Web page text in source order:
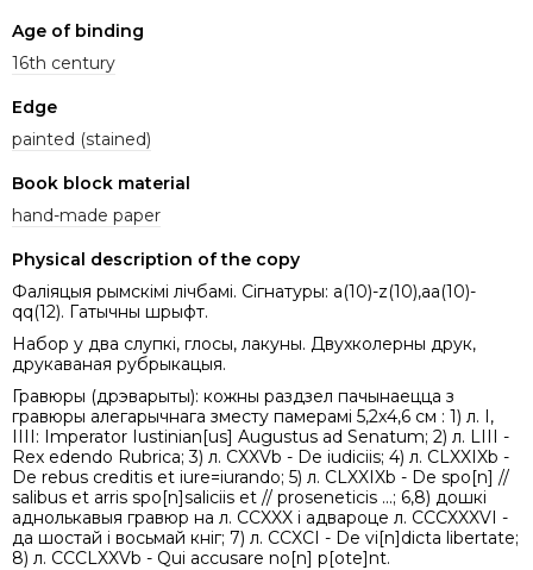
Age of binding
16th century
Edge
painted (stained)
Book block material
hand-made paper
Physical description of the copy
Фаліяцыя рымскімі лічбамі. Сігнатуры: a(10)-z(10),aa(10)-
qq(12). Гатычны шрыфт.
Набор у два слупкі, глосы, лакуны. Двухколерны друк,
друкаваная рубрыкацыя.
Гравюры (дрэварыты): кожны раздзел пачынаецца з
гравюры алегарычнага зместу памерамi 5,2x4,6 см : 1) л. І,
IIII: Imperator Iustinian[us] Augustus ad Senatum; 2) л. LIII -
Rex edendo Rubrica; 3) л. CXXVb - De iudiciis; 4) л. CLXXIXb -
De rebus creditis et iure=iurando; 5) л. CLXXIXb - De spo[n] //
salibus et arris spo[n]saliciis et // proseneticis ...; 6,8) дошкі
аднолькавыя гравюр на л. CCXXX i адвароце л. CCCXXXVI -
да шостай і восьмай кніг; 7) л. CCXCI - De vi[n]dicta libertate;
8) л. CCCLXXVb - Qui accusare no[n] p[ote]nt.